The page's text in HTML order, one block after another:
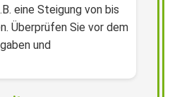
eine Steigung von bis
Überprüfen Sie vor dem
und